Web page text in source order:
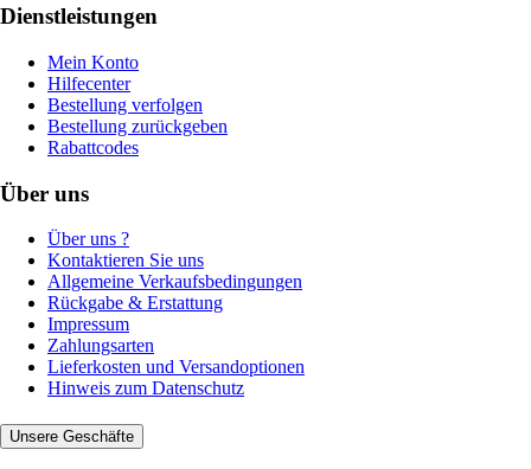
Dienstleistungen
Mein Konto
Hilfecenter
Bestellung verfolgen
Bestellung zurückgeben
Rabattcodes
Über uns
Über uns ?
Kontaktieren Sie uns
Allgemeine Verkaufsbedingungen
Rückgabe & Erstattung
Impressum
Zahlungsarten
Lieferkosten und Versandoptionen
Hinweis zum Datenschutz
Unsere Geschäfte